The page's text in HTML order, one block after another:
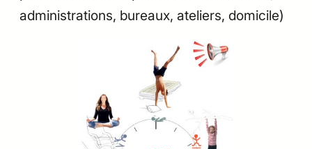
administrations, bureaux, ateliers, domicile)